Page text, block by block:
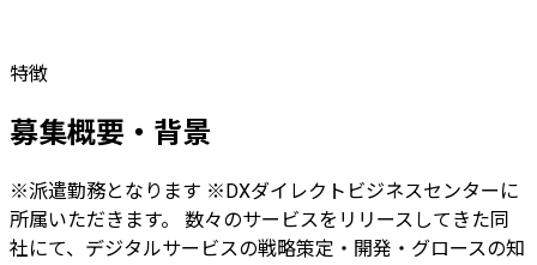
特徴
募集概要・背景
※派遣勤務となります ※DXダイレクトビジネスセンターに
所属いただきます。 数々のサービスをリリースしてきた同
社にて、デジタルサービスの戦略策定・開発・グロースの知